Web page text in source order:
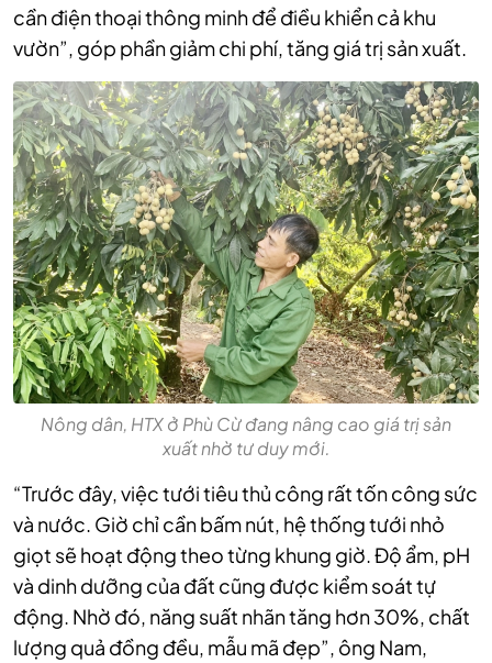
cần điện thoại thông minh để điều khiển cả khu
vườn”, góp phần giảm chi phí, tăng giá trị sản xuất.
Nông dân, HTX ở Phù Cừ đang nâng cao giá trị sản
xuất nhờ tư duy mới.
“Trước đây, việc tưới tiêu thủ công rất tốn công sức
và nước. Giờ chỉ cần bấm nút, hệ thống tưới nhỏ
giọt sẽ hoạt động theo từng khung giờ. Độ ẩm, pH
và dinh dưỡng của đất cũng được kiểm soát tự
động. Nhờ đó, năng suất nhãn tăng hơn 30%, chất
lượng quả đồng đều, mẫu mã đẹp”, ông Nam,